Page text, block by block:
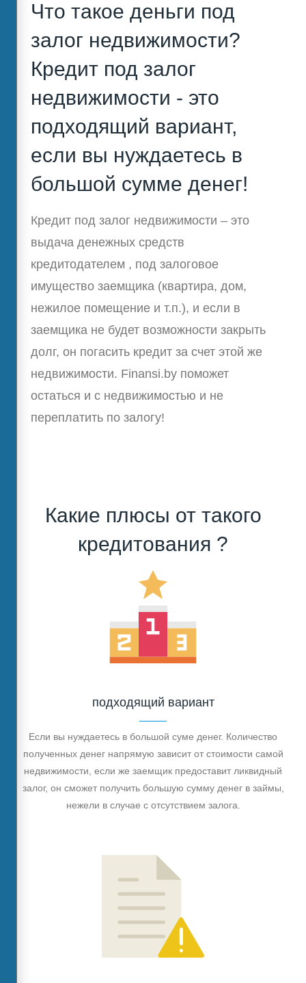
Что такое деньги под
залог недвижимости?
Кредит под залог
недвижимости - это
подходящий вариант,
если вы нуждаетесь в
большой сумме денег!
Кредит под залог недвижимости – это
выдача денежных средств
кредитодателем , под залоговое
имущество заемщика (квартира, дом,
нежилое помещение и т.п.), и если в
заемщика не будет возможности закрыть
долг, он погасить кредит за счет этой же
недвижимости. Finansi.by поможет
остаться и с недвижимостью и не
переплатить по залогу!
Какие плюсы от такого
кредитования ?
подходящий вариант
Если вы нуждаетесь в большой суме денег. Количество
полученных денег напрямую зависит от стоимости самой
недвижимости, если же заемщик предоставит ликвидный
залог, он сможет получить большую сумму денег в займы,
нежели в случае с отсутствием залога.